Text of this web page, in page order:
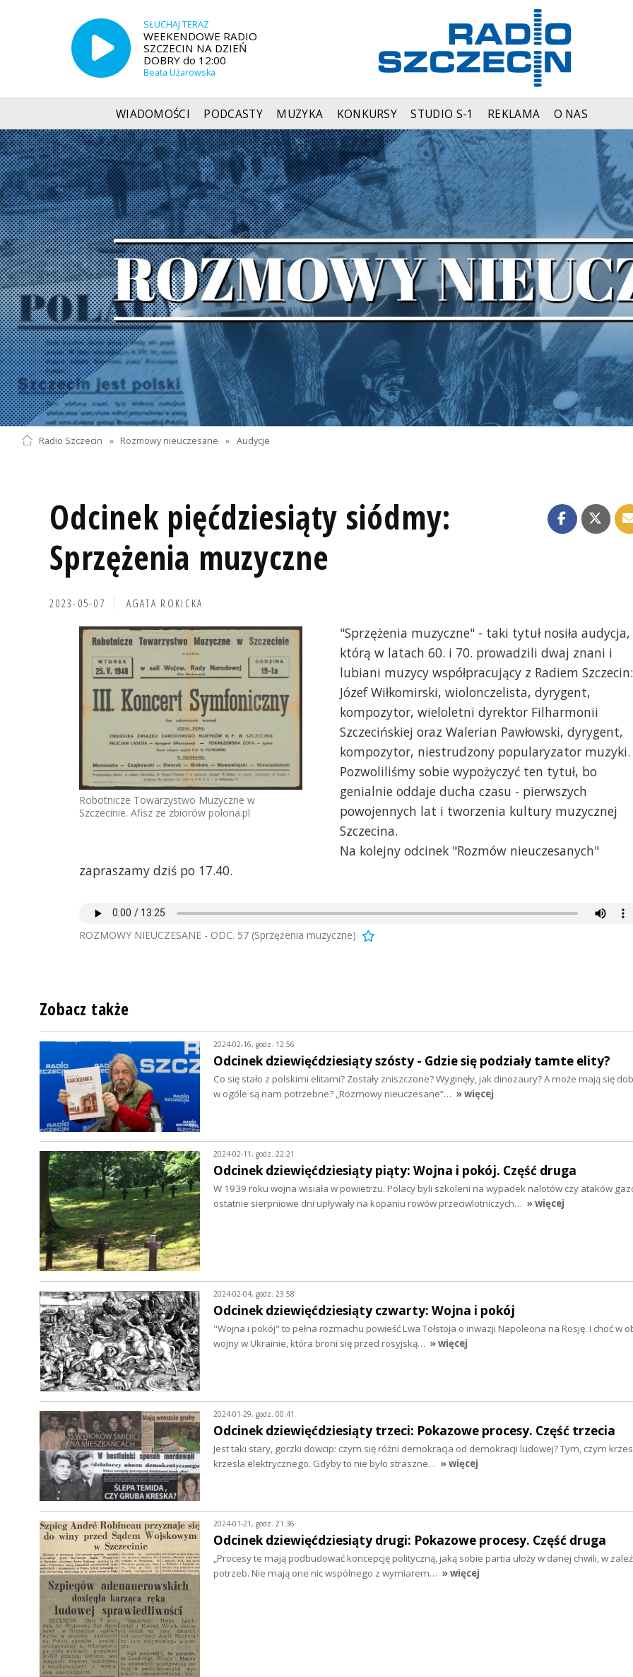
SŁUCHAJ TERAZ
WEEKENDOWE RADIO
SZCZECIN NA DZIEŃ
DOBRY do 12:00
Beata Użarowska
WIADOMOŚCI PODCASTY MUZYKA KONKURSY STUDIO S-1 REKLAMA O NAS
Radio Szczecin » Rozmowy nieuczesane » Audycje
Odcinek pięćdziesiąty siódmy:
Sprzężenia muzyczne
2023-05-07 AGATA ROKICKA
Robotnicze Towarzystwo Muzyczne w
Szczecinie. Afisz ze zbiorów polona.pl
"Sprzężenia muzyczne" - taki tytuł nosiła audycja,
którą w latach 60. i 70. prowadzili dwaj znani i
lubiani muzycy współpracujący z Radiem Szczecin:
Józef Wiłkomirski, wiolonczelista, dyrygent,
kompozytor, wieloletni dyrektor Filharmonii
Szczecińskiej oraz Walerian Pawłowski, dyrygent,
kompozytor, niestrudzony popularyzator muzyki.
Pozwoliliśmy sobie wypożyczyć ten tytuł, bo
genialnie oddaje ducha czasu - pierwszych
powojennych lat i tworzenia kultury muzycznej
Szczecina.
Na kolejny odcinek "Rozmów nieuczesanych"
zapraszamy dziś po 17.40.
ROZMOWY NIEUCZESANE - ODC. 57 (Sprzężenia muzyczne)
Zobacz także
2024-02-16, godz. 12:56
Odcinek dziewięćdziesiąty szósty - Gdzie się podziały tamte elity?
Co się stało z polskimi elitami? Zostały zniszczone? Wyginęły, jak dinozaury? A może mają się
w ogóle są nam potrzebne? „Rozmowy nieuczesane”… » więcej
2024-02-11, godz. 22:21
Odcinek dziewięćdziesiąty piąty: Wojna i pokój. Część druga
W 1939 roku wojna wisiała w powietrzu. Polacy byli szkoleni na wypadek nalotów czy ataków
ostatnie sierpniowe dni upływały na kopaniu rowów przeciwlotniczych… » więcej
2024-02-04, godz. 23:58
Odcinek dziewięćdziesiąty czwarty: Wojna i pokój
"Wojna i pokój" to pełna rozmachu powieść Lwa Tołstoja o inwazji Napoleona na Rosję. I choć w
wojny w Ukrainie, która broni się przed rosyjską… » więcej
2024-01-29, godz. 00:41
Odcinek dziewięćdziesiąty trzeci: Pokazowe procesy. Część trzecia
Jest taki stary, gorzki dowcip: czym się różni demokracja od demokracji ludowej? Tym, czym
krzesła elektrycznego. Gdyby to nie było straszne… » więcej
2024-01-21, godz. 21:36
Odcinek dziewięćdziesiąty drugi: Pokazowe procesy. Część druga
„Procesy te mają podbudować koncepcję polityczną, jaką sobie partia ułoży w danej chwili, w
potrzeb. Nie mają one nic wspólnego z wymiarem… » więcej